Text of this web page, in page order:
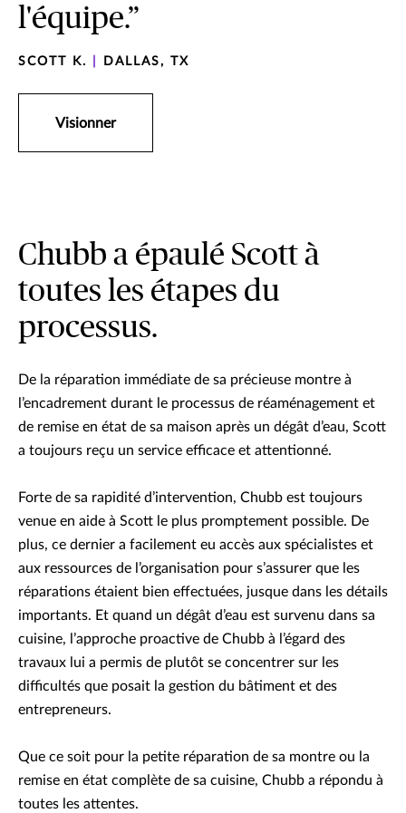
l'équipe.”
SCOTT K. DALLAS, TX
Visionner
Chubb a épaulé Scott à
toutes les étapes du
processus.
De la réparation immédiate de sa précieuse montre à
l’encadrement durant le processus de réaménagement et
de remise en état de sa maison après un dégât d’eau, Scott
a toujours reçu un service efficace et attentionné.
Forte de sa rapidité d’intervention, Chubb est toujours
venue en aide à Scott le plus promptement possible. De
plus, ce dernier a facilement eu accès aux spécialistes et
aux ressources de l’organisation pour s’assurer que les
réparations étaient bien effectuées, jusque dans les détails
importants. Et quand un dégât d’eau est survenu dans sa
cuisine, l’approche proactive de Chubb à l’égard des
travaux lui a permis de plutôt se concentrer sur les
difficultés que posait la gestion du bâtiment et des
entrepreneurs.
Que ce soit pour la petite réparation de sa montre ou la
remise en état complète de sa cuisine, Chubb a répondu à
toutes les attentes.